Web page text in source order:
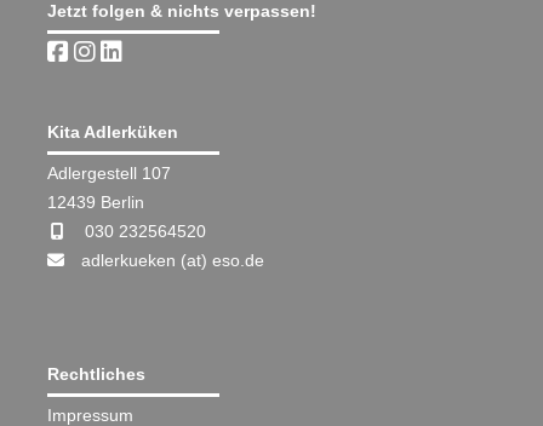
Jetzt folgen & nichts verpassen!
Kita Adlerküken
Adlergestell 107
12439 Berlin
030 232564520
adlerkueken (at) eso.de
Rechtliches
Impressum